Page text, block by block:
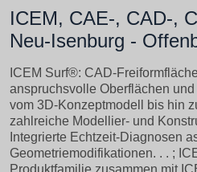
ICEM, CAE-, CAD-,
Neu-Isenburg -
ICEM Surf®: CAD-
anspruchsvolle Oberflächen
vom 3D-Konzeptmodell bis hin
zahlreiche Modellier- und
Integrierte Echtzeit-Diagnosen
Geometriemodifikationen. . . ;
Produktfamilie zusammen mit